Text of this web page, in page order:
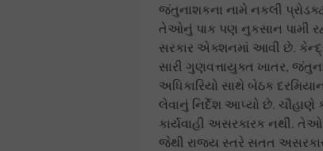
જંતુનાશકના નામે નકલી
તેઓનું પાક પણ નુકસાન પામી
સરકાર એક્શનમાં આવી છે.
સારી ગુણવત્તાયુક્ત ખાતર,
અધિકારિયો સાથે બેઠક
લેવાનું નિર્દેશ આપ્યો છે. ચૌહાણે
કાર્યવાહી અસરકારક નથી.
જેથી રાજ્ય સ્તરે સતત